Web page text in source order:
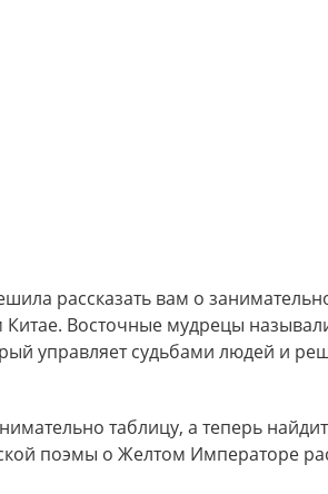
рассказать вам о
Восточные мудрецы
управляет судьбами людей и
таблицу, а теперь
поэмы о Желтом Императоре